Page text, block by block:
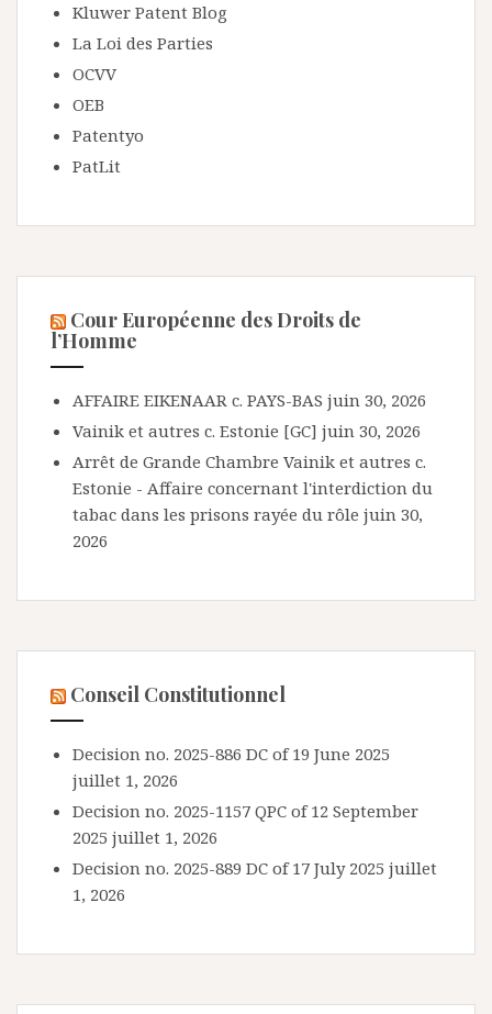
Kluwer Patent Blog
La Loi des Parties
OCVV
OEB
Patentyo
PatLit
Cour Européenne des Droits de
l’Homme
AFFAIRE EIKENAAR c. PAYS-BAS juin 30, 2026
Vainik et autres c. Estonie [GC] juin 30, 2026
Arrêt de Grande Chambre Vainik et autres c.
Estonie - Affaire concernant l'interdiction du
tabac dans les prisons rayée du rôle juin 30,
2026
Conseil Constitutionnel
Decision no. 2025-886 DC of 19 June 2025
juillet 1, 2026
Decision no. 2025-1157 QPC of 12 September
2025 juillet 1, 2026
Decision no. 2025-889 DC of 17 July 2025 juillet
1, 2026